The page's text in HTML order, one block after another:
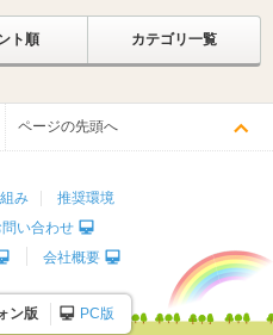
ト順 カテゴリ一覧
ページの先頭へ
み
推奨環境
問い合わせ
会社概要
ン版 PC版